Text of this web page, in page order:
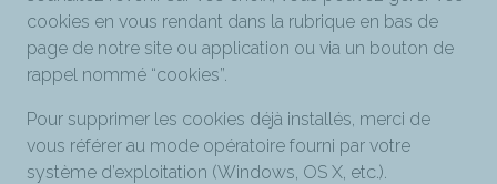
cookies en vous rendant dans la rubrique en bas de
page de notre site ou application ou via un bouton de
rappel nommé “cookies”.
Pour supprimer les cookies déjà installés, merci de
vous référer au mode opératoire fourni par votre
système d’exploitation (Windows, OS X, etc.).